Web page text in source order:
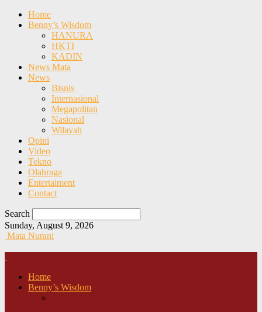
Home
Benny’s Wisdom
HANURA
HKTI
KADIN
News Mata
News
Bisnis
Internasional
Megapolitan
Nasional
Wilayah
Opini
Video
Tekno
Olahraga
Entertaiment
Contact
Search
Sunday, August 9, 2026
Mata Nurani
Home
Benny’s Wisdom